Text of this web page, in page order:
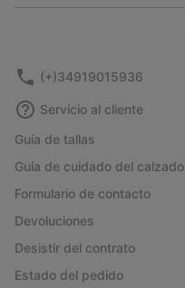
(+)34919015936
Servicio al cliente
Guía de tallas
Guía de cuidado del calzado
Formulario de contacto
Devoluciones
Desistir del contrato
Estado del pedido